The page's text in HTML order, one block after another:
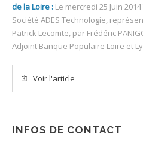
de la Loire : Le mercredi 25 Juin
Société ADES Technologie,
Patrick Lecomte, par Frédéric
Adjoint Banque Populaire Loire et
Voir l'article
INFOS DE CONTACT